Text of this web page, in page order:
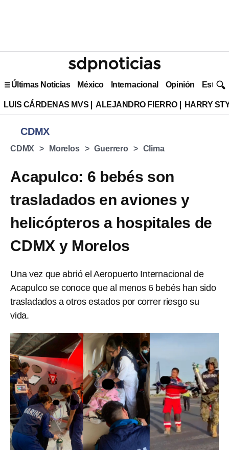
Últimas Noticias México Internacional Opinión Estilo
LUIS CÁRDENAS MVS ALEJANDRO FIERRO HARRY
CDMX
CDMX Morelos Guerrero Clima
Acapulco: 6 bebés son
trasladados en aviones y
helicópteros a hospitales de
CDMX y Morelos
Una vez que abrió el Aeropuerto Internacional de
Acapulco se conoce que al menos 6 bebés han sido
trasladados a otros estados por correr riesgo su
vida.